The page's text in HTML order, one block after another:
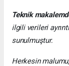
Teknik
ilgili verileri
sunulmuştur.
Herkesin